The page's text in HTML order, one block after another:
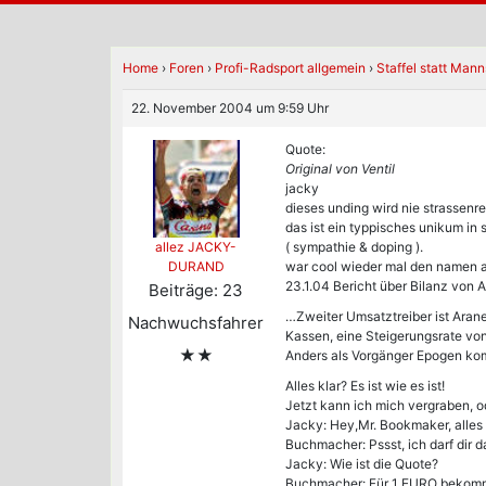
Home › Foren › Profi-Radsport allgemein › Staffel statt
22. November 2004 um 9:59 Uhr
allez JACKY-
DURAND
Beiträge: 23
Nachwuchsfahrer
★★
Quote:
Original von Ventil
jacky
dieses unding wird nie
das ist ein typpisches unikum in
( sympathie & doping ).
war cool wieder mal den namen
23.1.04 Bericht über Bilanz von
…Zweiter Umsatztreiber ist
Kassen, eine Steigerungsrate
Anders als Vorgänger Epogen
Alles klar? Es ist wie es ist!
Jetzt kann ich mich vergraben,
Jacky: Hey,Mr. Bookmaker,
Buchmacher: Pssst, ich darf dir
Jacky: Wie ist die Quote?